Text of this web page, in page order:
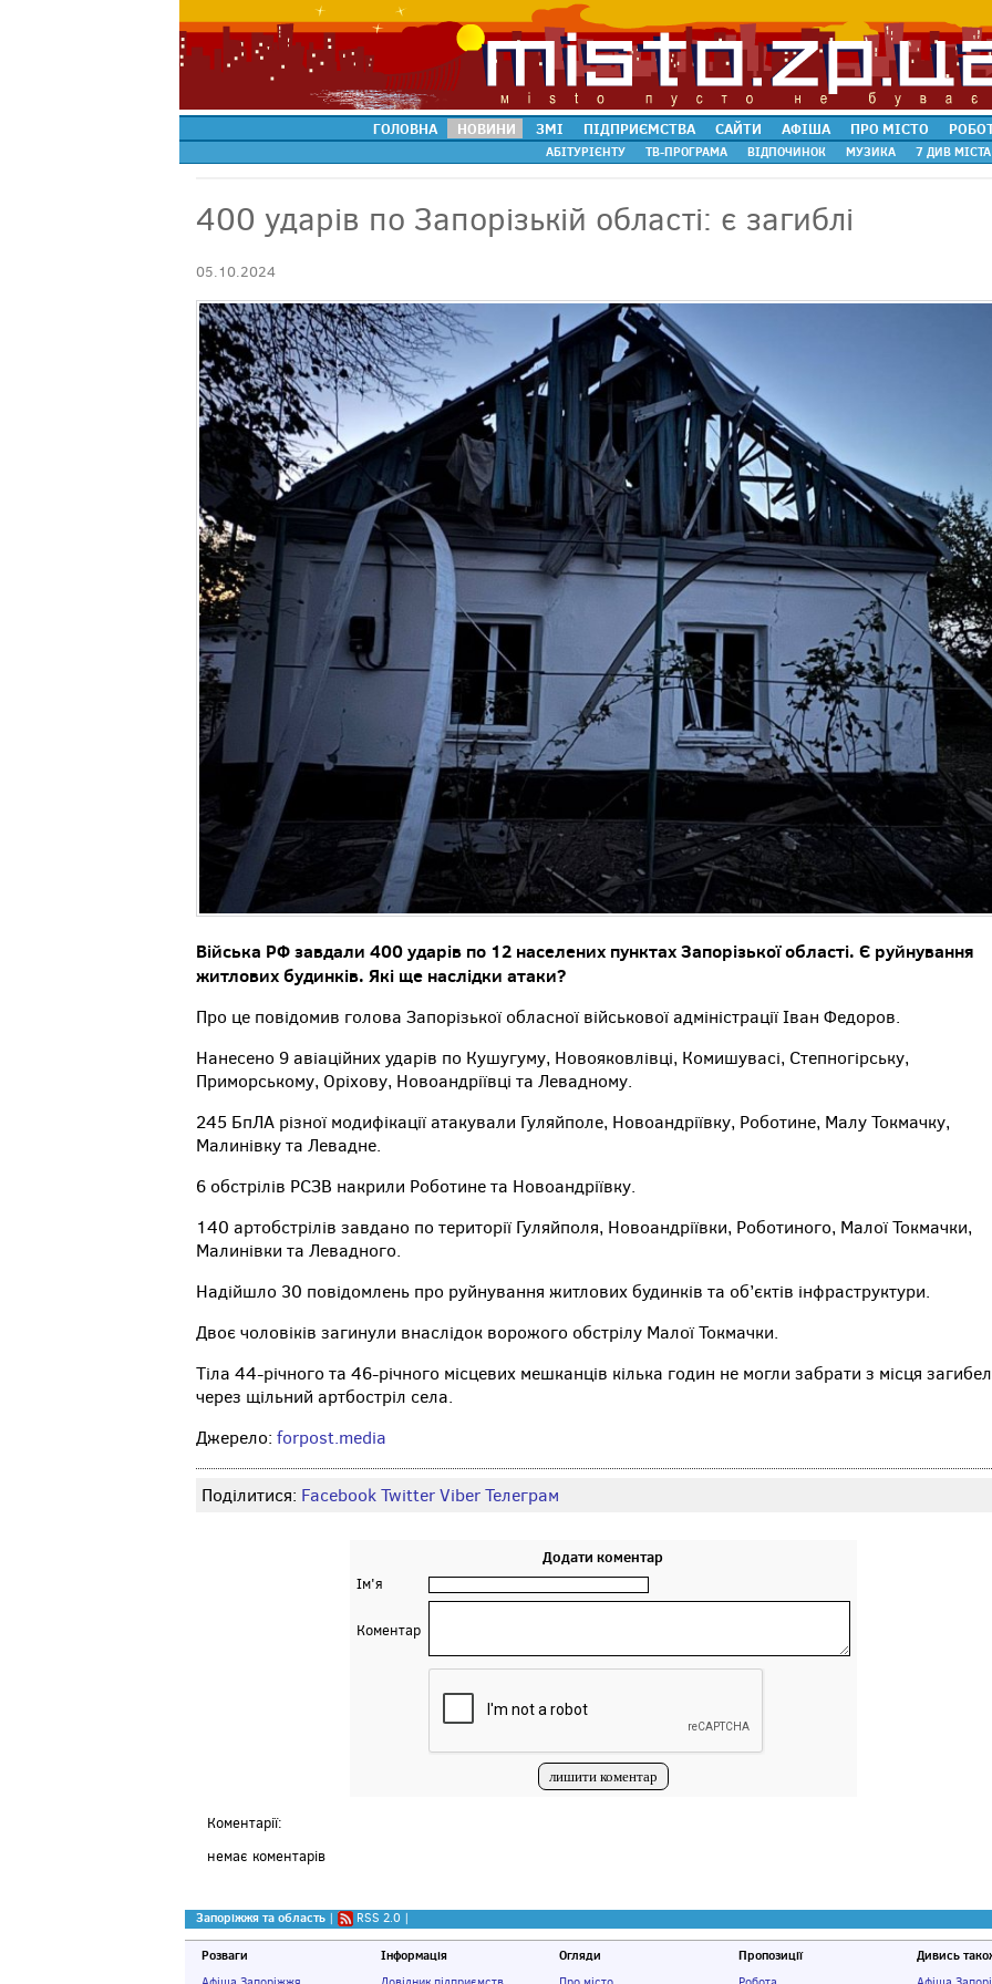
ГОЛОВНА НОВИНИ ЗМІ ПІДПРИЄМСТВА САЙТИ АФІША ПРО МІСТО
АБІТУРІЄНТУ ТВ-ПРОГРАМА ВІДПОЧИНОК МУЗИКА 7 ДИВ МІСТА
400 ударів по Запорізькій області: є загиблі
05.10.2024
Війська РФ завдали 400 ударів по 12 населених пунктах Запорізької області. Є руйнування
житлових будинків. Які ще наслідки атаки?
Про це повідомив голова Запорізької обласної військової адміністрації Іван Федоров.
Нанесено 9 авіаційних ударів по Кушугуму, Новояковлівці, Комишувасі, Степногірську,
Приморському, Оріхову, Новоандріївці та Левадному.
245 БпЛА різної модифікації атакували Гуляйполе, Новоандріївку, Роботине, Малу Токмачку,
Малинівку та Левадне.
6 обстрілів РСЗВ накрили Роботине та Новоандріївку.
140 артобстрілів завдано по території Гуляйполя, Новоандріївки, Роботиного, Малої Токмачки,
Малинівки та Левадного.
Надійшло 30 повідомлень про руйнування житлових будинків та об’єктів інфраструктури.
Двоє чоловіків загинули внаслідок ворожого обстрілу Малої Токмачки.
Тіла 44-річного та 46-річного місцевих мешканців кілька годин не могли забрати з місця
через щільний артбостріл села.
Джерело: forpost.media
Поділитися: FacebookTwitterViberТелеграм
Додати коментар
Ім'я
Коментар
Коментарії:
немає коментарів
Запоріжжя та область | RSS 2.0 |
Розваги Інформація Огляди Пропозиції Дивись